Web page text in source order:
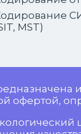
MST)
офертой,